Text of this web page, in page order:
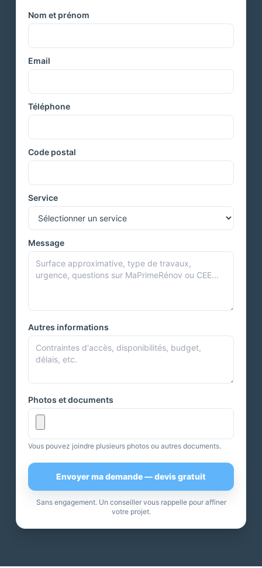
Nom et prénom
Email
Téléphone
Code postal
Service
Message
Autres informations
Photos et documents
Vous pouvez joindre plusieurs photos ou autres documents.
Envoyer ma demande — devis gratuit
Sans engagement. Un conseiller vous rappelle pour affiner
votre projet.